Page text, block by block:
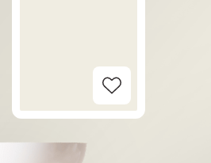
Add to Wishlist